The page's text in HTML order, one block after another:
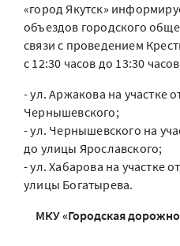
«город Якутск»
объездов городского
связи с проведением
с 12:30 часов до 13:30
- ул. Аржакова на участке
Чернышевского;
- ул. Чернышевского на
до улицы Ярославского;
- ул. Хабарова на участке
улицы Богатырева.
МКУ «Городская